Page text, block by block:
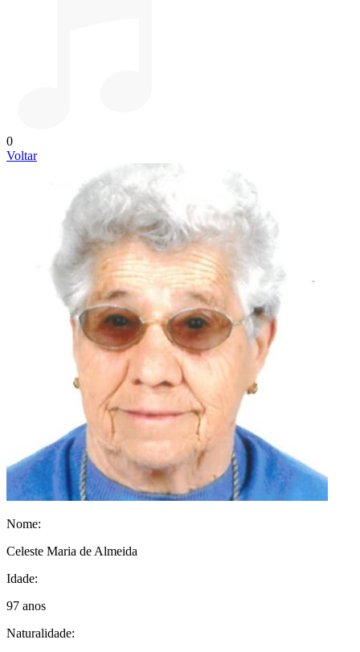
0
Voltar
Nome:
Celeste Maria de Almeida
Idade:
97 anos
Naturalidade: